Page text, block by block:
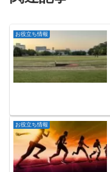
お役立ち情報
お役立ち情報